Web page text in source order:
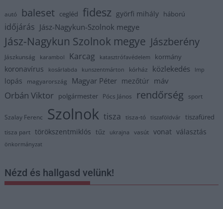
autó baleset cegléd fidesz györfi mihály háború
időjárás Jász-Nagykun-Szolnok megye
Jász-Nagykun Szolnok megye Jászberény
Jászkunság karambol Karcag katasztrófavédelem kormány
koronavírus kosárlabda kunszentmárton kórház közlekedés lmp
lopás magyarország Magyar Péter mezőtúr máv
Orbán Viktor polgármester Pócs János rendőrség sport
Szalay Ferenc Szolnok tisza tisza-tó tiszaföldvár tiszafüred
tisza part törökszentmiklós tűz ukrajna vasút vonat választás
önkormányzat
Nézd és hallgasd velünk!